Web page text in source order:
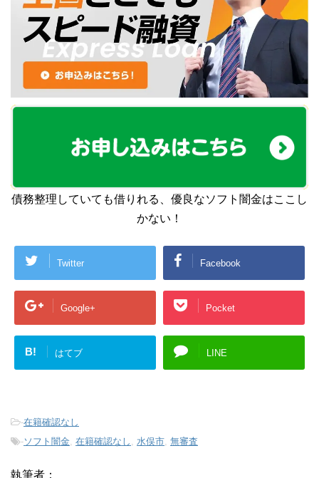
債務整理していても借りれる、優良なソフト闇金はここし
かない！
Twitter Facebook
Google+ Pocket
B! はてブ LINE
-在籍確認なし
-ソフト闇金, 在籍確認なし , 水俣市, 無審査
執筆者：